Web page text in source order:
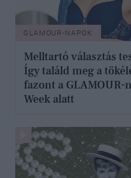
GLAMOUR-NAPOK
Melltartó választás
Így találd meg a
fazont a
Week alatt